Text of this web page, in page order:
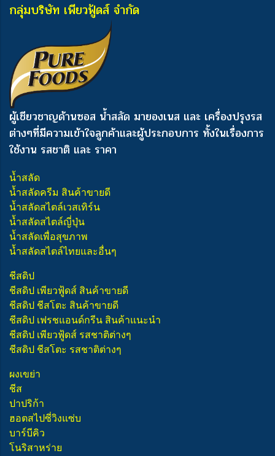
กลุ่มบริษัท เพียวฟู้ดส์ จำกัด
ผู้เชียวชาญด้านซอส น้ำสลัด มายองเนส และ เครื่องปรุงรส
ต่างๆที่มีความเข้าใจลูกค้าและผู้ประกอบการ ทั้งในเรื่องการ
ใช้งาน รสชาติ และ ราคา
น้ำสลัด
น้ำสลัดครีม สินค้าขายดี
น้ำสลัดสไตล์เวสเทิร์น
น้ำสลัดสไตล์ญี่ปุ่น
น้ำสลัดเพื่อสุขภาพ
น้ำสลัดสไตล์ไทยและอื่นๆ
ชีสดิป
ชีสดิป เพียวฟู้ดส์ สินค้าขายดี
ชีสดิป ชีสโตะ สินค้าขายดี
ชีสดิป เฟรชแอนด์กรีน สินค้าแนะนำ
ชีสดิป เพียวฟู้ดส์ รสชาติต่างๆ
ชีสดิป ชีสโตะ รสชาติต่างๆ
ผงเขย่า
ชีส
ปาปริก้า
ฮอตสไปซี่วิงแซ่บ
บาร์บีคิว
โนริสาหร่าย